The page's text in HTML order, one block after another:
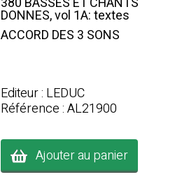
DONNES, vol 1A: textes
ACCORD DES 3 SONS
Editeur : LEDUC
Référence : AL21900
Ajouter au panier